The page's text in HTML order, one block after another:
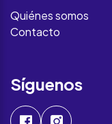
Quiénes somos
Contacto
Síguenos